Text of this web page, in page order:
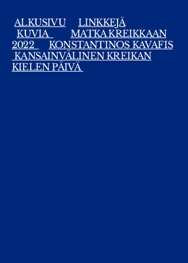
ALKUSIVU
LINKKEJÄ
KUVIA
MATKA KREIKKAAN
2022
KONSTANTINOS KAVAFIS
KANSAINVÄLINEN KREIKAN
KIELEN PÄIVÄ